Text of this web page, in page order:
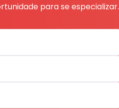
para se especializar.